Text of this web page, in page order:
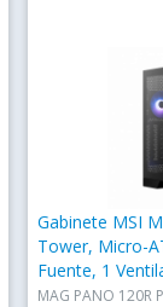
Gabinete MSI
Tower, Micro-
Fuente, 1
MAG PANO 120R